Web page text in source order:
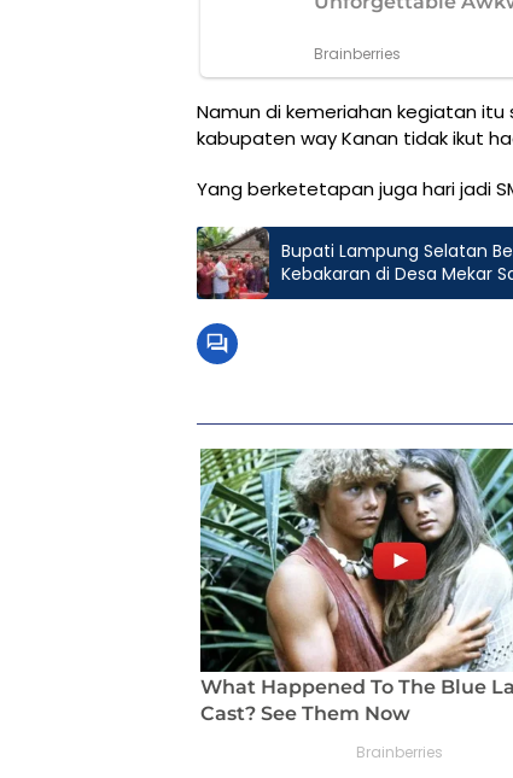
Namun di kemeriahan kegiatan
kabupaten way Kanan tidak ikut
Yang berketetapan juga hari jadi
Bupati Lampung Selatan
Kebakaran di Desa Mekar